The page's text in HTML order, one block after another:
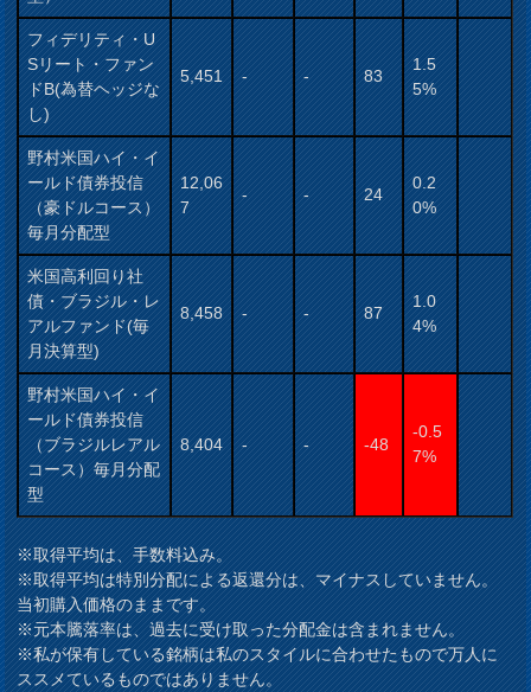
フィデリティ・U
Sリート・ファン
ドB(為替ヘッジな
し)
5,451 - - 83
1.5
5%
野村米国ハイ・イ
ールド債券投信
（豪ドルコース）
毎月分配型
12,06
7
- - 24
0.2
0%
米国高利回り社
債・ブラジル・レ
アルファンド(毎
月決算型)
8,458 - - 87
1.0
4%
野村米国ハイ・イ
ールド債券投信
（ブラジルレアル
コース）毎月分配
型
8,404 - - -48
-0.5
7%
※取得平均は、手数料込み。
※取得平均は特別分配による返還分は、マイナスしていません。
当初購入価格のままです。
※元本騰落率は、過去に受け取った分配金は含まれません。
※私が保有している銘柄は私のスタイルに合わせたもので万人に
ススメているものではありません。